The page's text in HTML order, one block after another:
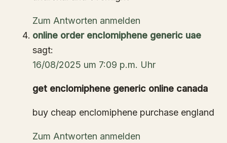
Zum Antworten anmelden
online order enclomiphene generic uae
sagt:
16/08/2025 um 7:09 p.m. Uhr
get enclomiphene generic online canada
buy cheap enclomiphene purchase england
Zum Antworten anmelden